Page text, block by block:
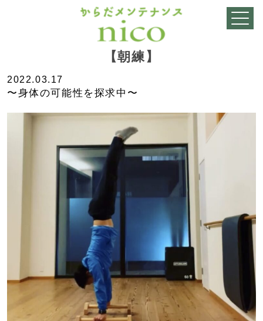
【朝練】
2022.03.17
〜身体の可能性を探求中〜